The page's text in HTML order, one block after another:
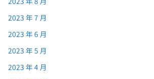
2023 年 7 月
2023 年 6 月
2023 年 5 月
2023 年 4 月